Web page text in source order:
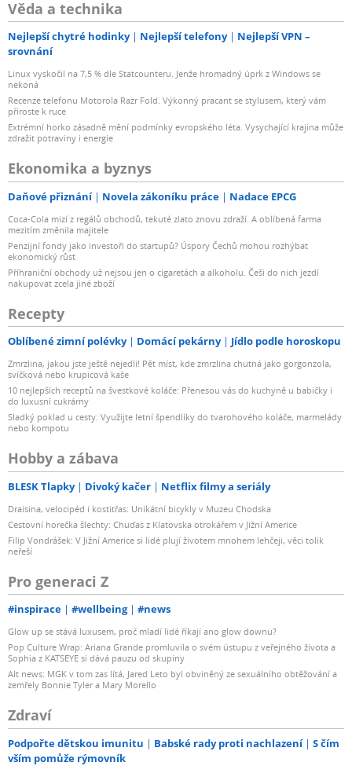
Věda a technika
Nejlepší chytré hodinky Nejlepší telefony
Nejlepší VPN –
srovnání
Linux vyskočil na 7,5 % dle Statcounteru. Jenže hromadný úprk z Windows se
nekoná
Recenze telefonu Motorola Razr Fold. Výkonný pracant se stylusem, který vám
přiroste k ruce
Extrémní horko zásadně mění podmínky evropského léta. Vysychající krajina může
zdražit potraviny i energie
Ekonomika a byznys
Daňové přiznání Novela zákoníku práce Nadace EPCG
Coca-Cola mizí z regálů obchodů, tekuté zlato znovu zdraží. A oblíbená farma
mezitím změnila majitele
Penzijní fondy jako investoři do startupů? Úspory Čechů mohou rozhýbat
ekonomický růst
Příhraniční obchody už nejsou jen o cigaretách a alkoholu. Češi do nich jezdí
nakupovat zcela jiné zboží
Recepty
Oblíbené zimní polévky Domácí pekárny Jídlo podle horoskopu
Zmrzlina, jakou jste ještě nejedli! Pět míst, kde zmrzlina chutná jako gorgonzola,
svíčková nebo krupicová kaše
10 nejlepších receptů na švestkové koláče: Přenesou vás do kuchyně u babičky i
do luxusní cukrárny
Sladký poklad u cesty: Využijte letní špendlíky do tvarohového koláče, marmelády
nebo kompotu
Hobby a zábava
BLESK Tlapky Divoký kačer Netflix filmy a seriály
Draisina, velocipéd i kostitřas: Unikátní bicykly v Muzeu Chodska
Cestovní horečka šlechty: Chuďas z Klatovska otrokářem v Jižní Americe
Filip Vondrášek: V Jižní Americe si lidé plují životem mnohem lehčeji, věci tolik
neřeší
Pro generaci Z
#inspirace #wellbeing #news
Glow up se stává luxusem, proč mladí lidé říkají ano glow downu?
Pop Culture Wrap: Ariana Grande promluvila o svém ústupu z veřejného života a
Sophia z KATSEYE si dává pauzu od skupiny
Alt news: MGK v tom zas lítá, Jared Leto byl obviněný ze sexuálního obtěžování a
zemřely Bonnie Tyler a Mary Morello
Zdraví
Podpořte dětskou imunitu Babské rady proti nachlazení
S čím
vším pomůže rýmovník